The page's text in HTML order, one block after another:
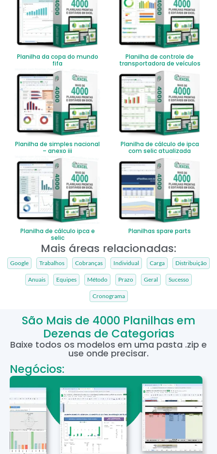
Planilha da copa do mundo
fifa
Planilha de controle de
transportadora de veículos
Planilha de simples nacional
– anexo iii
Planilha de cálculo de ipca
com selic atualizada
Planilha de cálculo ipca e
selic
Planilhas spare parts
Mais áreas relacionadas:
Google Trabalhos Cobranças Individual Carga Distribuição
Anuais Equipes Método Prazo Geral Sucesso
Cronograma
São Mais de 4000 Planilhas em
Dezenas de Categorias
Baixe todos os modelos em uma pasta .zip e
use onde precisar.
Negócios: